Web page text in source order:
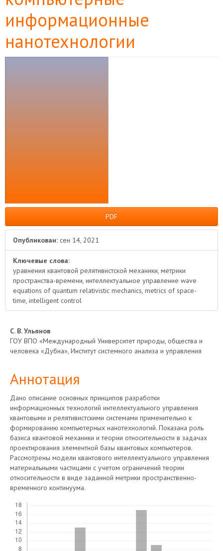
информационные
нанотехнологии
PDF
Опубликован: сен 14, 2021
Ключевые слова:
уравнения квантовой релятивистской механики, метрики
пространства-времени, интеллектуальное управление wave
equations of quantum relativistic mechanics, metrics of space-
time, intelligent control
Основное
содержимое
статьи
С. В. Ульянов
ГОУ ВПО «Международный Университет природы, общества и
человека «Дубна», Институт системного анализа и управления
Аннотация
Дано описание основных принципов разработки
информационных технологий интеллектуального управления
квантовыми и релятивистскими системами применительно к
формированию компьютерных нанотехнологий. Показана роль
базиса квантовой механики и теории относительности в задачах
проектирования элементной базы квантовых компьютеров.
Рассмотрены модели квантового интеллектуального управления
материальными частицами с учетом ограничений теории
относительности в виде заданной метрики пространственно-
временного континуума.